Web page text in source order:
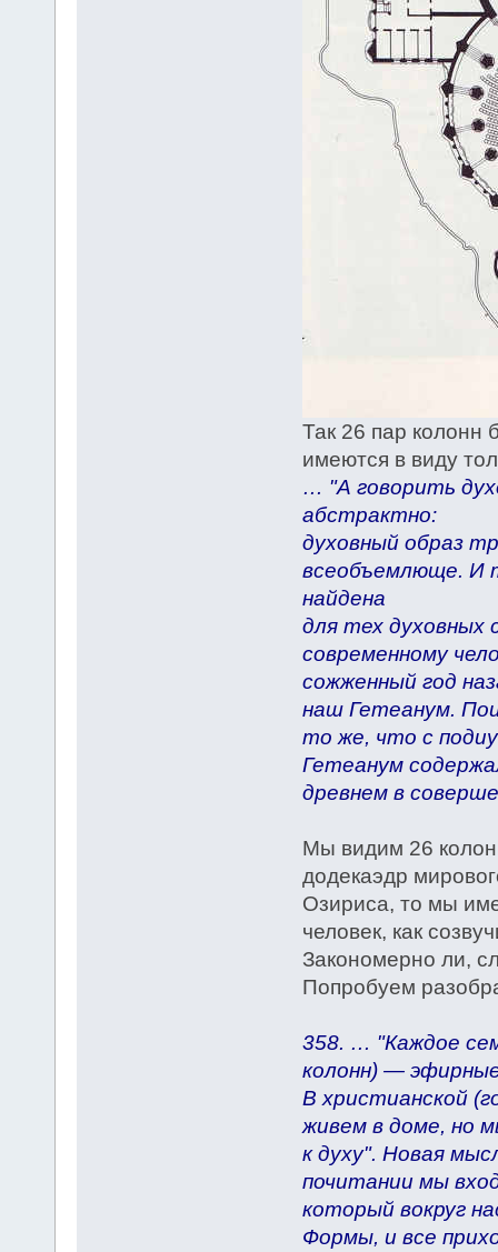
Так 26 пар колонн
имеются в виду
… "А говорить
абстрактно:
духовный образ
всеобъемлюще. И
найдена
для тех духовных
современному
сожженный год
наш Гетеанум.
то же, что с
Гетеанум
древнем в
Мы видим 26
додекаэдр
Озириса, то мы
человек, как
Закономерно ли,
Попробуем
358. … "Каждое
колонн) —
В христианской
живем в доме, но
к духу". Новая
почитании мы
который вокруг
Формы, и все